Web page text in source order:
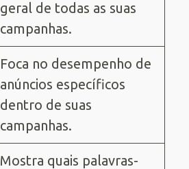
geral de todas as suas
campanhas.
Foca no desempenho de
anúncios específicos
dentro de suas
campanhas.
Mostra quais palavras-